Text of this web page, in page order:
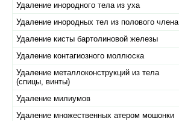
Удаление инородного тела из уха
Удаление инородных тел из полового члена
Удаление кисты бартолиновой железы
Удаление контагиозного моллюска
Удаление металлоконструкций из тела
(спицы, винты)
Удаление милиумов
Удаление множественных атером мошонки